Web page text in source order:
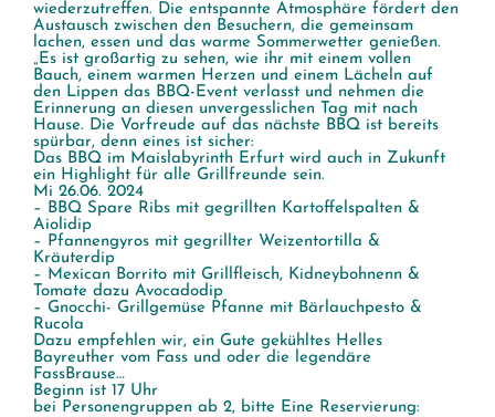
wiederzutreffen. Die entspannte Atmosphäre fördert den
Austausch zwischen den Besuchern, die gemeinsam
lachen, essen und das warme Sommerwetter genießen.
„Es ist großartig zu sehen, wie ihr mit einem vollen
Bauch, einem warmen Herzen und einem Lächeln auf
den Lippen das BBQ-Event verlasst und nehmen die
Erinnerung an diesen unvergesslichen Tag mit nach
Hause. Die Vorfreude auf das nächste BBQ ist bereits
spürbar, denn eines ist sicher:
Das BBQ im Maislabyrinth Erfurt wird auch in Zukunft
ein Highlight für alle Grillfreunde sein.
Mi 26.06. 2024
– BBQ Spare Ribs mit gegrillten Kartoffelspalten &
Aiolidip
– Pfannengyros mit gegrillter Weizentortilla &
Kräuterdip
– Mexican Borrito mit Grillfleisch, Kidneybohnenn &
Tomate dazu Avocadodip
– Gnocchi- Grillgemüse Pfanne mit Bärlauchpesto &
Rucola
Dazu empfehlen wir, ein Gute gekühltes Helles
Bayreuther vom Fass und oder die legendäre
FassBrause…
Beginn ist 17 Uhr
bei Personengruppen ab 2, bitte Eine Reservierung: